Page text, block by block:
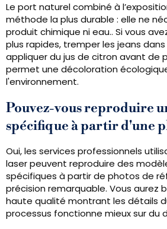
Le port naturel combiné à
méthode la plus durable : elle ne
produit chimique ni eau.. Si vous
plus rapides, tremper les jeans
appliquer du jus de citron avant de
permet une décoloration
l'environnement.
Pouvez-vous reproduire
spécifique à partir d'une
Oui, les services professionnels
laser peuvent reproduire des
spécifiques à partir de photos de
précision remarquable. Vous aurez
haute qualité montrant les détails
processus fonctionne mieux sur du